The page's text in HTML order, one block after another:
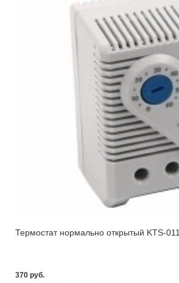
Термостат нормально открытый KTS-011
370 pуб.